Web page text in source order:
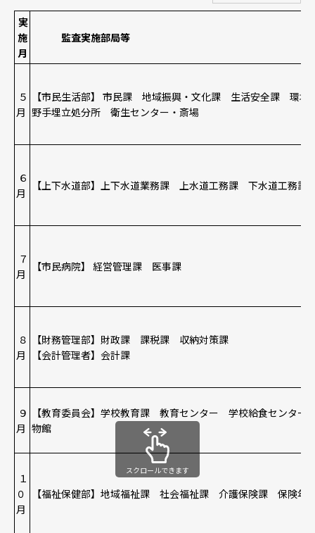
実
施
月
監査実施部局等
５
月
【市民生活部】 市民課 地域振興・文化課 生活安全課 環
野手埋立処分所 衛生センター・斎場
６
月
【上下水道部】上下水道業務課 上水道工務課 下水道工務課
７
月
【市民病院】 経営管理課 医事課
８
月
【財務管理部】財政課 課税課 収納対策課
【会計管理者】会計課
９
月
【教育委員会】学校教育課 教育センター 学校給食センタ
物館
１
０
月
【福祉保健部】地域福祉課 社会福祉課 介護保険課 保
スクロールできます